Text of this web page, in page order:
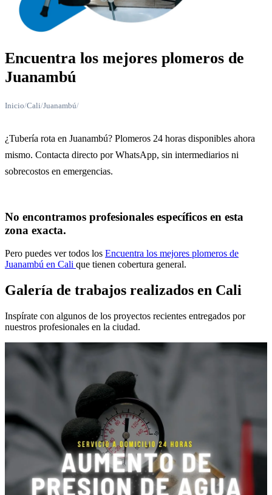
Encuentra los mejores plomeros de
Juanambú
Inicio/Cali/Juanambú/
¿Tubería rota en Juanambú? Plomeros 24 horas disponibles ahora
mismo. Contacta directo por WhatsApp, sin intermediarios ni
sobrecostos en emergencias.
No encontramos profesionales específicos en esta
zona exacta.
Pero puedes ver todos los Encuentra los mejores plomeros de
Juanambú en Cali que tienen cobertura general.
Galería de trabajos realizados en Cali
Inspírate con algunos de los proyectos recientes entregados por
nuestros profesionales en la ciudad.